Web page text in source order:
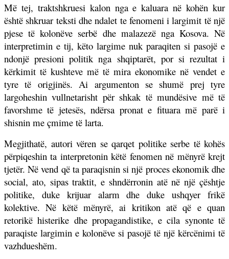
Më tej, traktshkruesi kalon nga e kaluara në kohën kur
është shkruar teksti dhe ndalet te fenomeni i largimit të një
pjese të kolonëve serbë dhe malazezë nga Kosova. Në
interpretimin e tij, këto largime nuk paraqiten si pasojë e
ndonjë presioni politik nga shqiptarët, por si rezultat i
kërkimit të kushteve më të mira ekonomike në vendet e
tyre të origjinës. Ai argumenton se shumë prej tyre
largoheshin vullnetarisht për shkak të mundësive më të
favorshme të jetesës, ndërsa pronat e fituara më parë i
shisnin me çmime të larta.
Megjithatë, autori vëren se qarqet politike serbe të kohës
përpiqeshin ta interpretonin këtë fenomen në mënyrë krejt
tjetër. Në vend që ta paraqisnin si një proces ekonomik dhe
social, ato, sipas traktit, e shndërronin atë në një çështje
politike, duke krijuar alarm dhe duke ushqyer frikë
kolektive. Në këtë mënyrë, ai kritikon atë që e quan
retorikë histerike dhe propagandistike, e cila synonte të
paraqiste largimin e kolonëve si pasojë të një kërcënimi të
vazhdueshëm.